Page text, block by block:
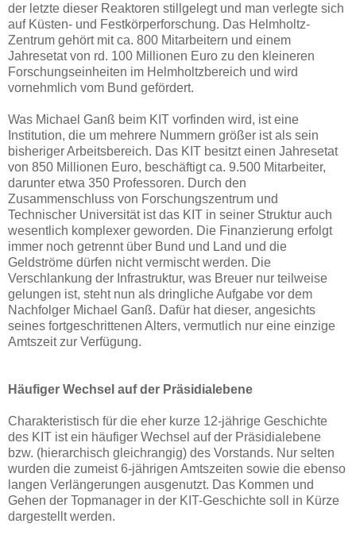
der letzte dieser Reaktoren stillgelegt und man verlegte sich
auf Küsten- und Festkörperforschung. Das Helmholtz-
Zentrum gehört mit ca. 800 Mitarbeitern und einem
Jahresetat von rd. 100 Millionen Euro zu den kleineren
Forschungseinheiten im Helmholtzbereich und wird
vornehmlich vom Bund gefördert.
Was Michael Ganß beim KIT vorfinden wird, ist eine
Institution, die um mehrere Nummern größer ist als sein
bisheriger Arbeitsbereich. Das KIT besitzt einen Jahresetat
von 850 Millionen Euro, beschäftigt ca. 9.500 Mitarbeiter,
darunter etwa 350 Professoren. Durch den
Zusammenschluss von Forschungszentrum und
Technischer Universität ist das KIT in seiner Struktur auch
wesentlich komplexer geworden. Die Finanzierung erfolgt
immer noch getrennt über Bund und Land und die
Geldströme dürfen nicht vermischt werden. Die
Verschlankung der Infrastruktur, was Breuer nur teilweise
gelungen ist, steht nun als dringliche Aufgabe vor dem
Nachfolger Michael Ganß. Dafür hat dieser, angesichts
seines fortgeschrittenen Alters, vermutlich nur eine einzige
Amtszeit zur Verfügung.
Häufiger Wechsel auf der Präsidialebene
Charakteristisch für die eher kurze 12-jährige Geschichte
des KIT ist ein häufiger Wechsel auf der Präsidialebene
bzw. (hierarchisch gleichrangig) des Vorstands. Nur selten
wurden die zumeist 6-jährigen Amtszeiten sowie die ebenso
langen Verlängerungen ausgenutzt. Das Kommen und
Gehen der Topmanager in der KIT-Geschichte soll in Kürze
dargestellt werden.